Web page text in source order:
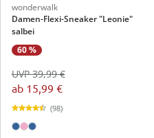
wonderwalk
Damen-Flexi-Sneaker "Leonie"
salbei
60 %
ab 15,99 €
UVP 39,99 €
(98)